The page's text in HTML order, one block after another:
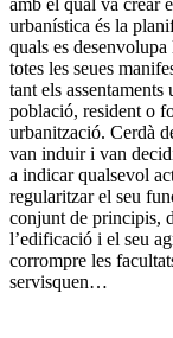
amb el qual va crear
urbanística és la
quals es
totes les seues
tant els
població, resident o
urbanització. Cerdà
van induir i van
a indicar qualsevol
regularitzar el seu
conjunt de principis,
l’edificació i el seu
corrompre les
servisquen…